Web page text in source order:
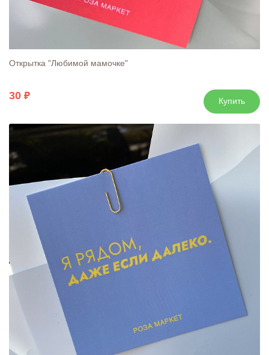
Открытка "Любимой мамочке"
30 Купить